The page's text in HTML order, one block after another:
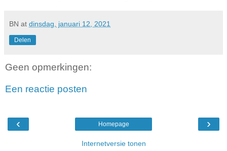
BN at dinsdag, januari 12, 2021
Delen
Geen opmerkingen:
Een reactie posten
‹ ›
Homepage
Internetversie tonen